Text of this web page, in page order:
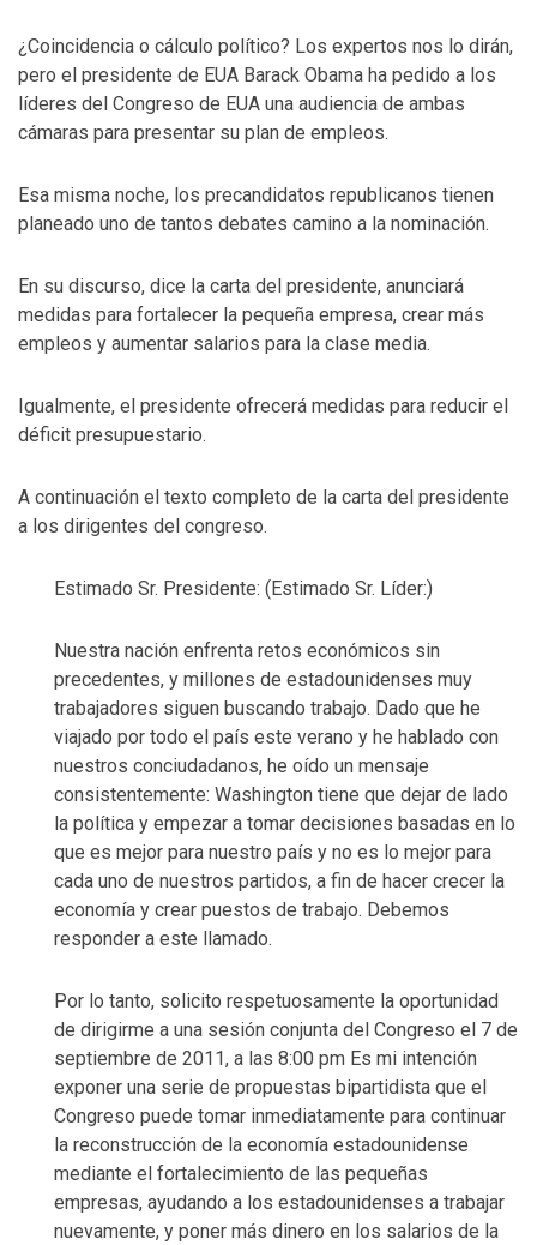
¿Coincidencia o cálculo político? Los expertos nos lo dirán,
pero el presidente de EUA Barack Obama ha pedido a los
líderes del Congreso de EUA una audiencia de ambas
cámaras para presentar su plan de empleos.
Esa misma noche, los precandidatos republicanos tienen
planeado uno de tantos debates camino a la nominación.
En su discurso, dice la carta del presidente, anunciará
medidas para fortalecer la pequeña empresa, crear más
empleos y aumentar salarios para la clase media.
Igualmente, el presidente ofrecerá medidas para reducir el
déficit presupuestario.
A continuación el texto completo de la carta del presidente
a los dirigentes del congreso.
Estimado Sr. Presidente: (Estimado Sr. Líder:)
Nuestra nación enfrenta retos económicos sin
precedentes, y millones de estadounidenses muy
trabajadores siguen buscando trabajo. Dado que he
viajado por todo el país este verano y he hablado con
nuestros conciudadanos, he oído un mensaje
consistentemente: Washington tiene que dejar de lado
la política y empezar a tomar decisiones basadas en lo
que es mejor para nuestro país y no es lo mejor para
cada uno de nuestros partidos, a fin de hacer crecer la
economía y crear puestos de trabajo. Debemos
responder a este llamado.
Por lo tanto, solicito respetuosamente la oportunidad
de dirigirme a una sesión conjunta del Congreso el 7 de
septiembre de 2011, a las 8:00 pm Es mi intención
exponer una serie de propuestas bipartidista que el
Congreso puede tomar inmediatamente para continuar
la reconstrucción de la economía estadounidense
mediante el fortalecimiento de las pequeñas
empresas, ayudando a los estadounidenses a trabajar
nuevamente, y poner más dinero en los salarios de la